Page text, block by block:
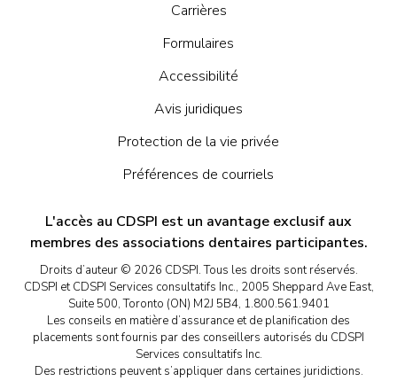
Carrières
Formulaires
Accessibilité
Avis juridiques
Protection de la vie privée
Préférences de courriels
L'accès au CDSPI est un avantage exclusif aux
membres des associations dentaires participantes.
Droits d’auteur © 2026 CDSPI. Tous les droits sont réservés.
CDSPI et CDSPI Services consultatifs Inc., 2005 Sheppard Ave East,
Suite 500, Toronto (ON) M2J 5B4, 1.800.561.9401
Les conseils en matière d’assurance et de planification des
placements sont fournis par des conseillers autorisés du CDSPI
Services consultatifs Inc.
Des restrictions peuvent s’appliquer dans certaines juridictions.